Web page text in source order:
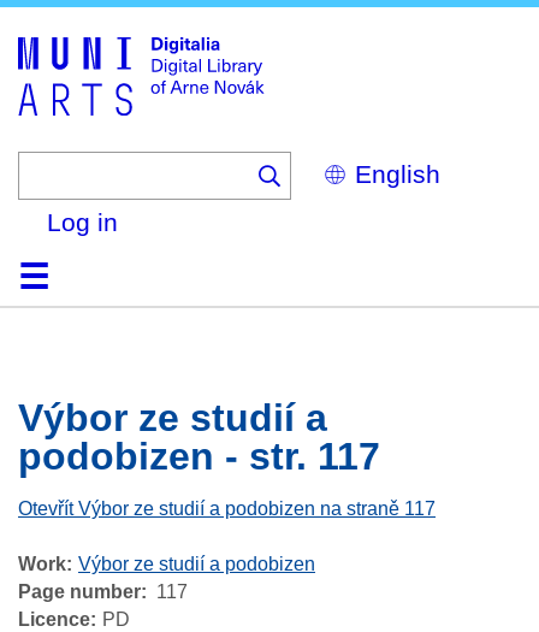
Select
your
Log in
HomeBrowse
Search
About
HelpContactDigitalia
Výbor ze studií a
podobizen - str. 117
Otevřít Výbor ze studií a podobizen na straně 117
Work Výbor ze studií a podobizen
Page number
117
Licence
PD